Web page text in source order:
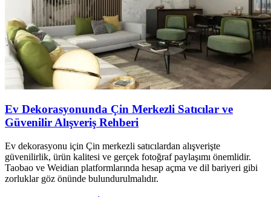
Ev Dekorasyonunda Çin Merkezli Satıcılar ve
Güvenilir Alışveriş Rehberi
Ev dekorasyonu için Çin merkezli satıcılardan alışverişte
güvenilirlik, ürün kalitesi ve gerçek fotoğraf paylaşımı önemlidir.
Taobao ve Weidian platformlarında hesap açma ve dil bariyeri gibi
zorluklar göz önünde bulundurulmalıdır.